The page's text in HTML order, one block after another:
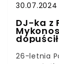
30.07.2024
DJ-ka z
26-letnia